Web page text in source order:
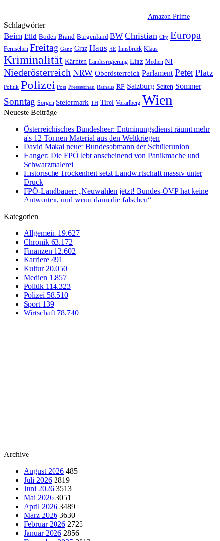
Amazon Prime
Schlagwörter
Beim Bild Boden Brand Burgenland BW Christian City Europa
Fernsehen Freitag Ganz Graz Haus HE Innsbruck Klaus
Kriminalität Kärnten Landesregierung Linz Medien NI
Niederösterreich NRW Oberösterreich Parlament Peter Platz
Politik Polizei Post Presseschau Rathaus RP Salzburg Seiten Sommer
Sonntag Sorgen Steiermark TH Tirol Vorarlberg Wien
Neueste Beiträge
Österreichisches Bundesheer: Entminungsdienst räumt mehr
als 12 Tonnen Material aus den Weltkriegen
David Makai neuer Bundesobmann der Schülerunion
Hanger: Die FPÖ lebt anscheinend von Panikmache und
Schwarzmalerei
Historische Trockenheit setzt Landwirtschaft massiv unter
Druck
FPÖ-Landbauer: „Neuwahlen jetzt! Bundes-ÖVP hat keine
Antworten, und wenn dann die falschen“
Kategorien
Allgemein 19.627
Chronik 63.172
Finanzen 12.602
Karriere 491
Kultur 20.050
Medien 1.857
Politik 114.323
Polizei 58.510
Sport 139
Wirtschaft 78.740
Archive
August 2026 485
Juli 2026 2819
Juni 2026 3513
Mai 2026 3051
April 2026 3489
März 2026 3630
Februar 2026 2723
Januar 2026 2856